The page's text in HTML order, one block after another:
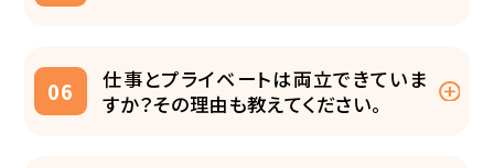
06
仕事とプライベートは両立できていま
すか？その理由も教えてください。